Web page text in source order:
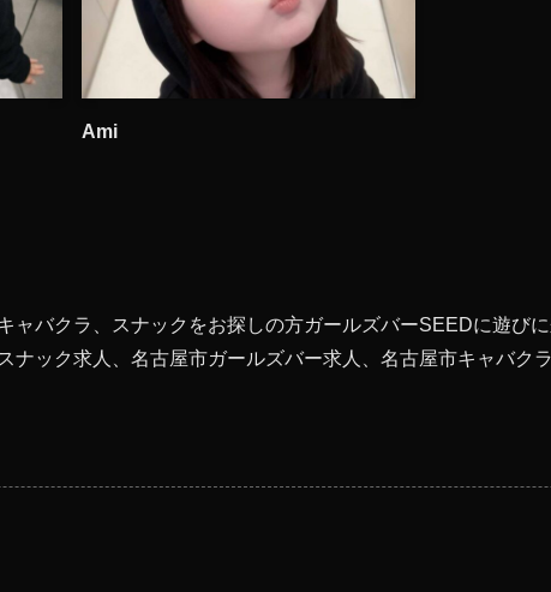
Ami
ャバクラ、スナックをお探しの方ガールズバーSEEDに遊びに
ナック求人、名古屋市ガールズバー求人、名古屋市キャバク